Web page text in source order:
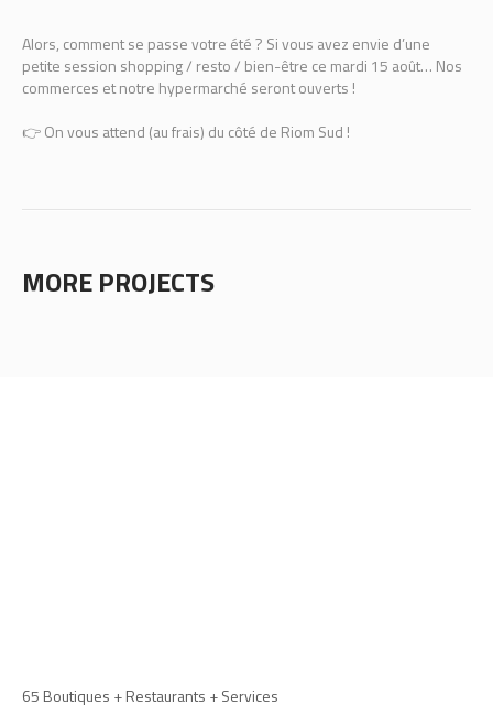
Alors, comment se passe votre été ? Si vous avez envie d’une
petite session shopping / resto / bien-être ce mardi 15 août… Nos
commerces et notre hypermarché seront ouverts !
👉 On vous attend (au frais) du côté de Riom Sud !
MORE PROJECTS
65 Boutiques + Restaurants + Services